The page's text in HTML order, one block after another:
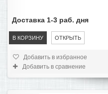
В КОРЗИНУ ОТКРЫТЬ
Доставка 1-3 раб. дня
Добавить в избранное
Добавить в сравнение